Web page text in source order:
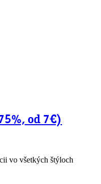
od 7€)
vo všetkých štýloch